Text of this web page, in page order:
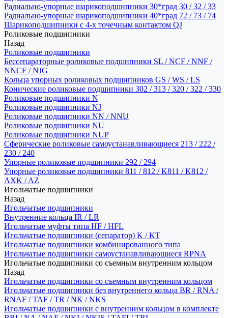
Радиально-упорные шарикоподшипники 30*град 30 / 32 / 33
Радиально-упорные шарикоподшипники 40*град 72 / 73 / 74
Шарикоподшипники с 4-х точечным контактом QJ
Роликовые подшипники
Назад
Роликовые подшипники
Бессепараторные роликовые подшипники SL / NCF / NNF /
NNCF / NJG
Кольца упорных роликовых подшипников GS / WS / LS
Конические роликовые подшипники 302 / 313 / 320 / 322 / 330
Роликовые подшипники N
Роликовые подшипники NJ
Роликовые подшипники NN / NNU
Роликовые подшипники NU
Роликовые подшипники NUP
Сферические роликовые самоустанавливающиеся 213 / 222 /
230 / 240
Упорные роликовые подшипники 292 / 294
Упорные роликовые подшипники 811 / 812 / K811 / K812 /
AXK / AZ
Игольчатые подшипники
Назад
Игольчатые подшипники
Внутренние кольца IR / LR
Игольчатые муфты типа HF / HFL
Игольчатые подшипники (сепаратор) K / KT
Игольчатые подшипники комбинированного типа
Игольчатые подшипники самоустанавливающиеся RPNA
Игольчатые подшипники со съемным внутренним кольцом
Назад
Игольчатые подшипники со съемным внутренним кольцом
Игольчатые подшипники без внутреннего кольца BR / RNA /
RNAF / TAF / TR / NK / NKS
Игольчатые подшипники с внутренним кольцом в комплекте